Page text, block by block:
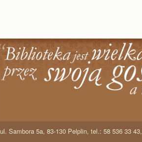
ul. Sambora 5a, 83-130 Pelplin, tel.: 58 536 33 43,